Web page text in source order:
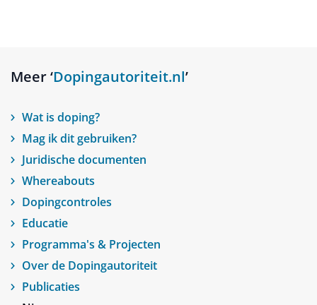
Meer ‘Dopingautoriteit.nl’
Wat is doping?
Mag ik dit gebruiken?
Juridische documenten
Whereabouts
Dopingcontroles
Educatie
Programma's & Projecten
Over de Dopingautoriteit
Publicaties